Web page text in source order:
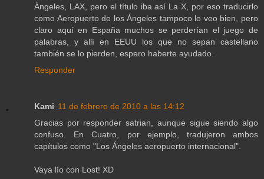
Ángeles, LAX, pero el título iba así La X, por eso traducirlo
como Aeropuerto de los Ángeles tampoco lo veo bien, pero
claro aquí en España muchos se perderían el juego de
palabras, y allí en EEUU los que no sepan castellano
también se lo pierden, espero haberte ayudado.
Responder
Kami 11 de febrero de 2010 a las 14:12
Gracias por responder satrian, aunque sigue siendo algo
confuso. En Cuatro, por ejemplo, tradujeron ambos
capítulos como "Los Ángeles aeropuerto internacional".
Vaya lío con Lost! XD